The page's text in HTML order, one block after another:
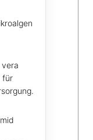
vera
für